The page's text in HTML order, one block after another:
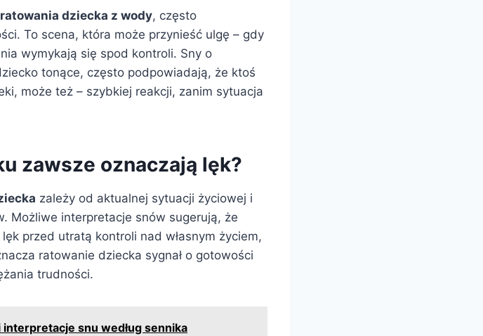
ratowania dziecka z wody, często
To scena, która może przynieść ulgę – gdy
wymykają się spod kontroli. Sny o
tonące, często podpowiadają, że ktoś
może też – szybkiej reakcji, zanim sytuacja
zawsze oznaczają lęk?
zależy od aktualnej sytuacji życiowej i
Możliwe interpretacje snów sugerują, że
przed utratą kontroli nad własnym życiem,
ratowanie dziecka sygnał o gotowości
trudności.
snu według sennika